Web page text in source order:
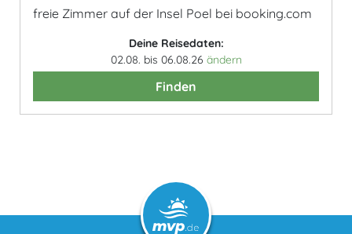
freie Zimmer auf der Insel Poel bei booking.com
Deine Reisedaten:
02.08. bis 06.08.26 ändern
Finden